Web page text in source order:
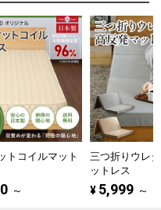
トコイルマット
～
三つ折りウレ
ットレス
¥ 5,999 ～